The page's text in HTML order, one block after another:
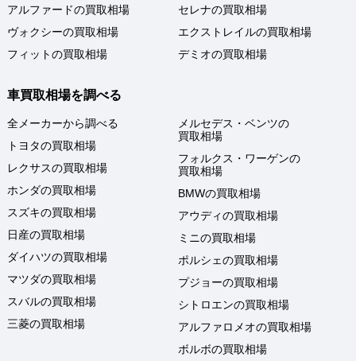
アルファードの買取相場
ヴォクシーの買取相場
フィットの買取相場
セレナの買取相場
エクストレイルの買取相場
デミオの買取相場
車買取相場を調べる
全メーカーから調べる
トヨタの買取相場
レクサスの買取相場
ホンダの買取相場
スズキの買取相場
日産の買取相場
ダイハツの買取相場
マツダの買取相場
スバルの買取相場
三菱の買取相場
メルセデス・ベンツの
買取相場
フォルクス・ワーゲンの
買取相場
BMWの買取相場
アウディの買取相場
ミニの買取相場
ポルシェの買取相場
プジョーの買取相場
シトロエンの買取相場
アルファロメオの買取相場
ボルボの買取相場